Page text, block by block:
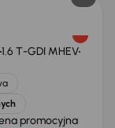
1.6 T-GDI MHEV
promocyjna